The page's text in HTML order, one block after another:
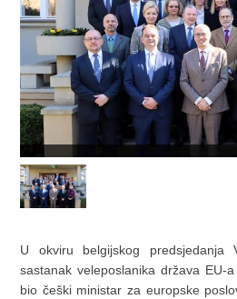
U okviru belgijskog predsjedanja
sastanak veleposlanika država EU-
bio češki ministar za europske